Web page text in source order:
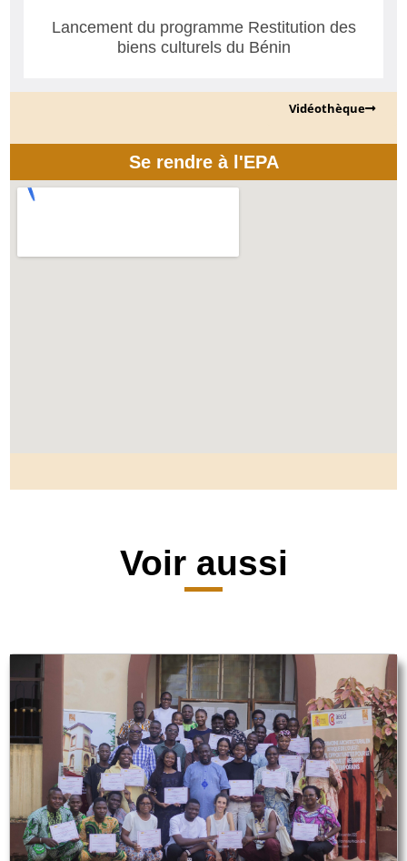
Lancement du programme Restitution des
biens culturels du Bénin
Vidéothèque
Se rendre à l'EPA
Voir aussi